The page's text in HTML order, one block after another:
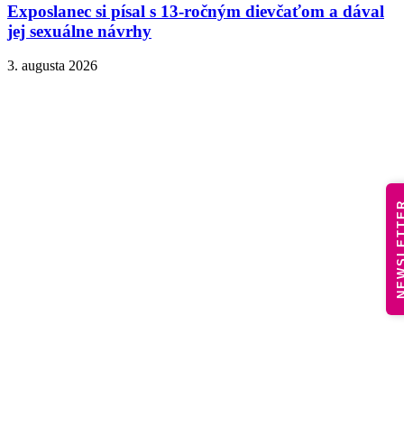
Exposlanec si písal s 13-ročným dievčaťom a dával
jej sexuálne návrhy
3. augusta 2026